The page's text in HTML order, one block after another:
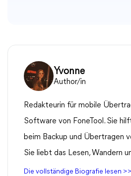
Yvonne
Author/in
Redakteurin für mobile
Software von FoneTool. Sie
beim Backup und Übertragen
Sie liebt das Lesen, Wandern
Die vollständige Biografie lesen >>